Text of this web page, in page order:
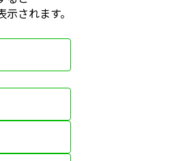
されます。